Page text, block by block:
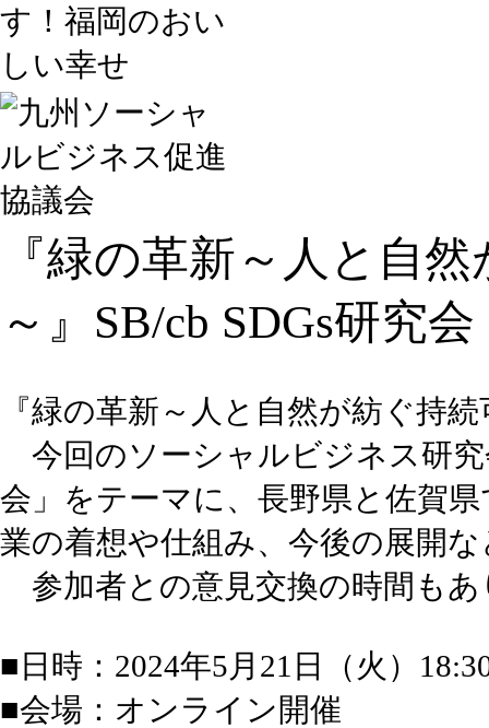
『緑の革新～人と自
～』SB/cb SDGs研究
『緑の革新～人と自然が紡ぐ持
今回のソーシャルビジネス研
会」をテーマに、長野県と佐賀
業の着想や仕組み、今後の展開
参加者との意見交換の時間も
■日時：2024年5月21日（火）
■会場：オンライン開催